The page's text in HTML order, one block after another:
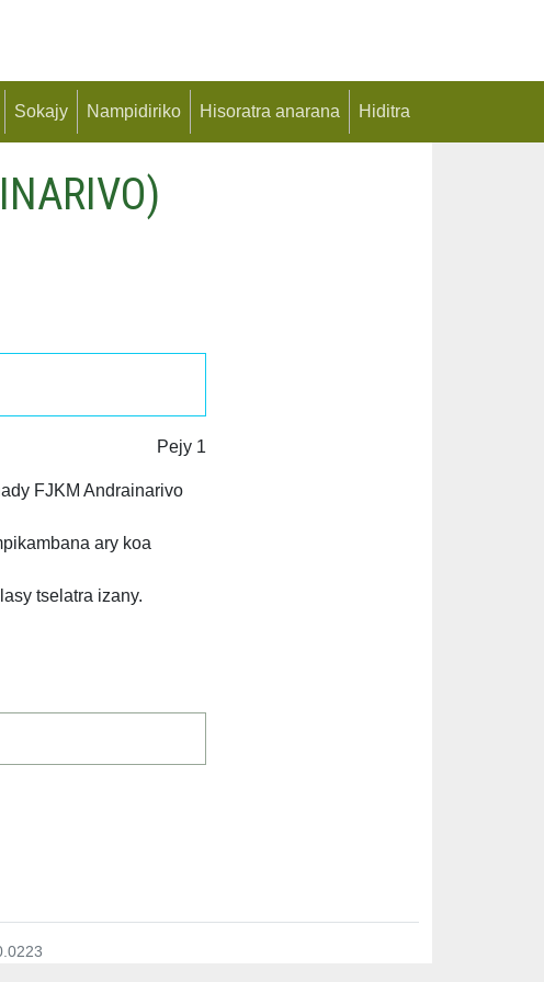
Sokajy Nampidiriko Hisoratra anarana Hiditra
Pejy 1
FJKM Andrainarivo
ary koa
tselatra izany.